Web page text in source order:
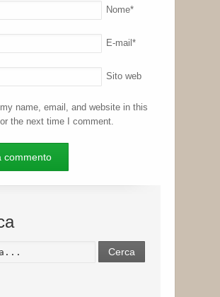
Nome*
E-mail *
Sito web
name, email, and website in this
the next time I comment.
Cerca